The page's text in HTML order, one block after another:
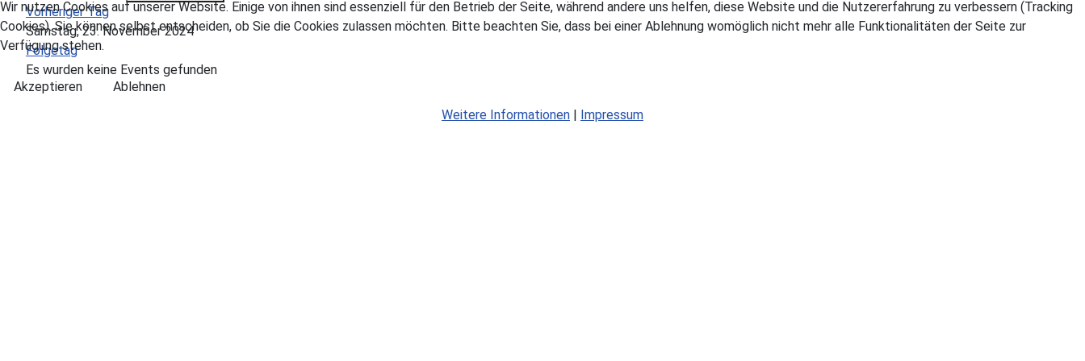
Vorheriger Tag
Samstag, 23. November 2024
Folgetag
Es wurden keine Events gefunden
Wir nutzen Cookies auf unserer Website. Einige von ihnen sind essenziell für den Betrieb der Seite, während andere uns helfen, diese Website und die Nutzererfahrung zu verbessern (Tracking
Cookies). Sie können selbst entscheiden, ob Sie die Cookies zulassen möchten. Bitte beachten Sie, dass bei einer Ablehnung womöglich nicht mehr alle Funktionalitäten der Seite zur
Verfügung stehen.
Akzeptieren
Ablehnen
Weitere Informationen | Impressum